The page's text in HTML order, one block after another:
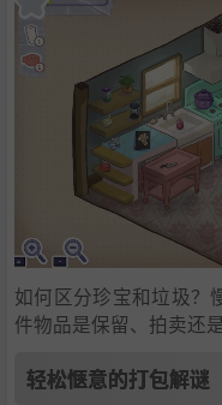
如何区分珍宝和垃圾？
件物品是保留、拍卖还是
轻松惬意的打包解谜